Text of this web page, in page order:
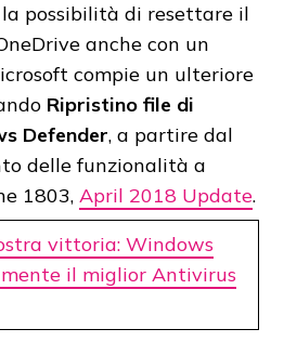
possibilità di resettare il
anche con un
compie un ulteriore
Ripristino file di
Defender, a partire dal
delle funzionalità a
1803, April 2018 Update.
vittoria: Windows
il miglior Antivirus